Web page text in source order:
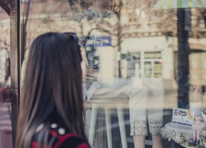
Развитие и
витрины